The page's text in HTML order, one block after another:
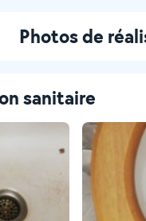
Photos de
sanitaire